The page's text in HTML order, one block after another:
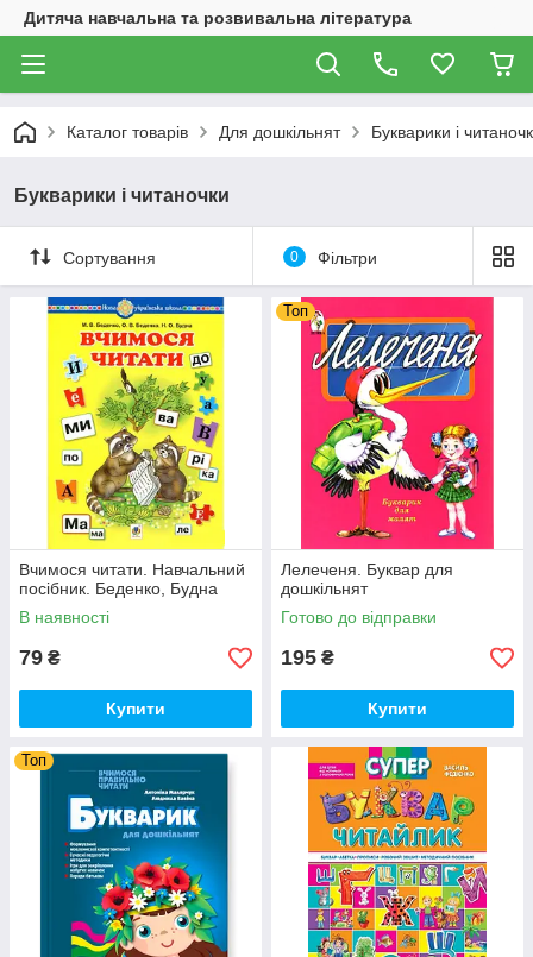
Дитяча навчальна та розвивальна література
Каталог товарів Для дошкільнят Букварики і
Букварики і читаночки
Сортування 0 Фільтри
Вчимося читати. Навчальний
посібник. Беденко, Будна
В наявності
79 ₴
Купити
Топ
Лелеченя. Буквар для
дошкільнят
Готово до відправки
195 ₴
Купити
Топ